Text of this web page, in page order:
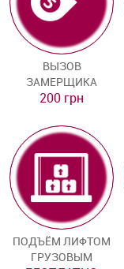
ВЫЗОВ
ЗАМЕРЩИКА
200 грн
ПОДЪЁМ ЛИФТОМ
ГРУЗОВЫМ